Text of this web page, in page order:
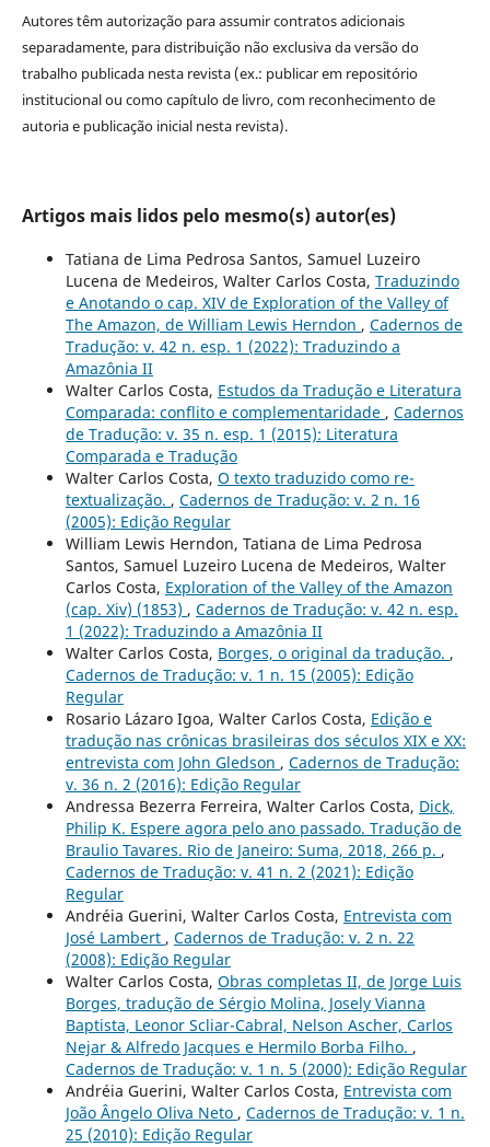
Autores têm autorização para assumir contratos adicionais
separadamente, para distribuição não exclusiva da versão do
trabalho publicada nesta revista (ex.: publicar em repositório
institucional ou como capítulo de livro, com reconhecimento de
autoria e publicação inicial nesta revista).
Artigos mais lidos pelo mesmo(s) autor(es)
Tatiana de Lima Pedrosa Santos, Samuel Luzeiro
Lucena de Medeiros, Walter Carlos Costa, Traduzindo
e Anotando o cap. XIV de Exploration of the Valley of
The Amazon, de William Lewis Herndon , Cadernos de
Tradução: v. 42 n. esp. 1 (2022): Traduzindo a
Amazônia II
Walter Carlos Costa, Estudos da Tradução e Literatura
Comparada: conflito e complementaridade , Cadernos
de Tradução: v. 35 n. esp. 1 (2015): Literatura
Comparada e Tradução
Walter Carlos Costa, O texto traduzido como re-
textualização. , Cadernos de Tradução: v. 2 n. 16
(2005): Edição Regular
William Lewis Herndon, Tatiana de Lima Pedrosa
Santos, Samuel Luzeiro Lucena de Medeiros, Walter
Carlos Costa, Exploration of the Valley of the Amazon
(cap. Xiv) (1853) , Cadernos de Tradução: v. 42 n. esp.
1 (2022): Traduzindo a Amazônia II
Walter Carlos Costa, Borges, o original da tradução. ,
Cadernos de Tradução: v. 1 n. 15 (2005): Edição
Regular
Rosario Lázaro Igoa, Walter Carlos Costa, Edição e
tradução nas crônicas brasileiras dos séculos XIX e XX:
entrevista com John Gledson , Cadernos de Tradução:
v. 36 n. 2 (2016): Edição Regular
Andressa Bezerra Ferreira, Walter Carlos Costa, Dick,
Philip K. Espere agora pelo ano passado. Tradução de
Braulio Tavares. Rio de Janeiro: Suma, 2018, 266 p. ,
Cadernos de Tradução: v. 41 n. 2 (2021): Edição
Regular
Andréia Guerini, Walter Carlos Costa, Entrevista com
José Lambert , Cadernos de Tradução: v. 2 n. 22
(2008): Edição Regular
Walter Carlos Costa, Obras completas II, de Jorge Luis
Borges, tradução de Sérgio Molina, Josely Vianna
Baptista, Leonor Scliar-Cabral, Nelson Ascher, Carlos
Nejar & Alfredo Jacques e Hermilo Borba Filho. ,
Cadernos de Tradução: v. 1 n. 5 (2000): Edição Regular
Andréia Guerini, Walter Carlos Costa, Entrevista com
João Ângelo Oliva Neto , Cadernos de Tradução: v. 1 n.
25 (2010): Edição Regular